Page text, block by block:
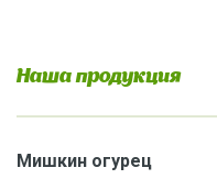
Наша продукция
Мишкин огурец